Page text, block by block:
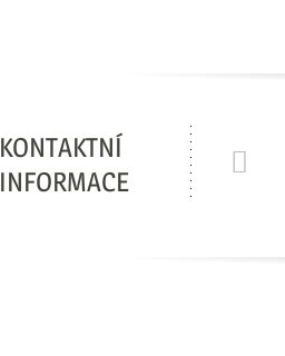
KONTAKTNÍ
INFORMACE